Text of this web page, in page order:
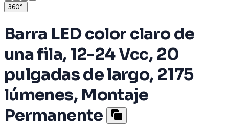
360°
Barra LED color claro de
una fila, 12-24 Vcc, 20
pulgadas de largo, 2175
lúmenes, Montaje
Permanente